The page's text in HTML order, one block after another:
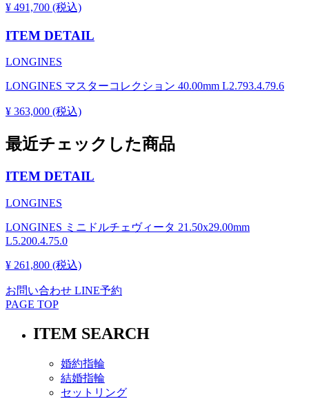
¥ 491,700 (税込)
ITEM DETAIL
LONGINES
LONGINES マスターコレクション 40.00mm L2.793.4.79.6
¥ 363,000 (税込)
最近チェックした商品
ITEM DETAIL
LONGINES
LONGINES ミニドルチェヴィータ 21.50x29.00mm
L5.200.4.75.0
¥ 261,800 (税込)
お問い合わせ LINE予約
PAGE TOP
ITEM SEARCH
婚約指輪
結婚指輪
セットリング